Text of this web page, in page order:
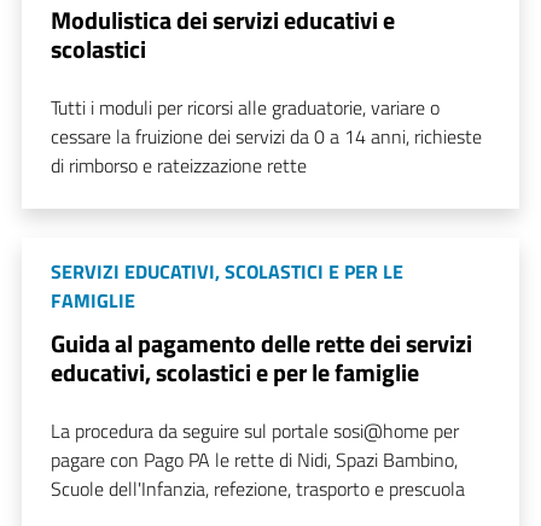
Modulistica dei servizi educativi e
scolastici
Tutti i moduli per ricorsi alle graduatorie, variare o
cessare la fruizione dei servizi da 0 a 14 anni, richieste
di rimborso e rateizzazione rette
SERVIZI EDUCATIVI, SCOLASTICI E PER LE
FAMIGLIE
Guida al pagamento delle rette dei servizi
educativi, scolastici e per le famiglie
La procedura da seguire sul portale sosi@home per
pagare con Pago PA le rette di Nidi, Spazi Bambino,
Scuole dell'Infanzia, refezione, trasporto e prescuola